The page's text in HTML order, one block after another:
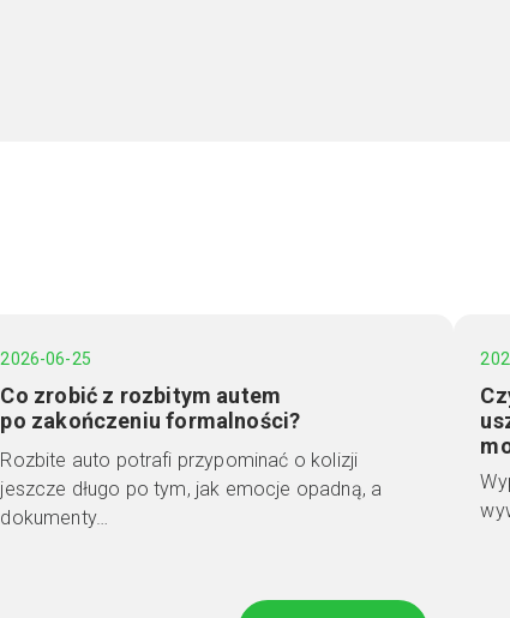
2026-06-25
Co zrobić z rozbitym autem
po zakończeniu formalności?
Rozbite auto potrafi przypominać o kolizji
jeszcze długo po tym, jak emocje opadną, a
dokumenty…